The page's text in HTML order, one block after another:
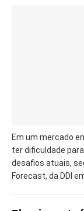
Em um mercado
ter dificuldade
desafios atuais,
Forecast, da DDI